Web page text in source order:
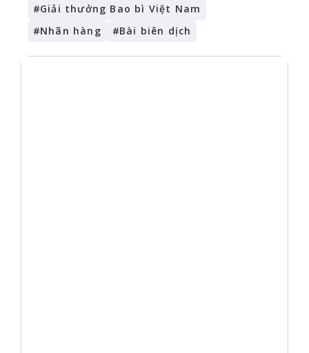
#Giải thưởng Bao bì Việt Nam
#Nhãn hàng #Bài biên dịch